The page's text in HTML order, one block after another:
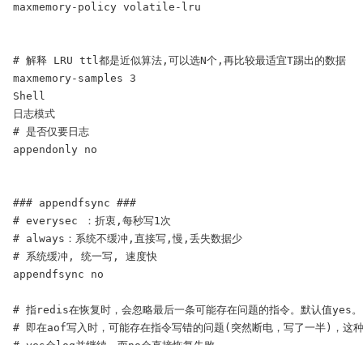
maxmemory-policy volatile-lru
# 解释 LRU ttl都是近似算法,可以选N个,再比较最适宜T踢出的数据
maxmemory-samples 3
Shell
日志模式
# 是否仅要日志
appendonly no
### appendfsync ###
# everysec ：折衷,每秒写1次
# always：系统不缓冲,直接写,慢,丢失数据少
# 系统缓冲, 统一写, 速度快
appendfsync no
# 指redis在恢复时，会忽略最后一条可能存在问题的指令。默认值yes。
# 即在aof写入时，可能存在指令写错的问题(突然断电，写了一半)，这